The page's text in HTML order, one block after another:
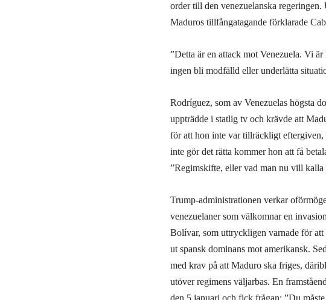
order till den venezuelanska
Maduros tillfångatagande förklarade
”Detta är en attack mot Venezuela. Vi
ingen bli modfälld eller underlätta
Rodríguez, som av Venezuelas högsta
uppträdde i statlig tv och krävde att
för att hon inte var tillräckligt eftergiven,
inte gör det rätta kommer hon att få
”Regimskifte, eller vad man nu vill
Trump-administrationen verkar
venezuelaner som välkomnar en
Bolívar, som uttryckligen varnade för
ut spansk dominans mot amerikansk.
med krav på att Maduro ska friges,
utöver regimens väljarbas. En
den 5 januari och fick frågan: ”Du